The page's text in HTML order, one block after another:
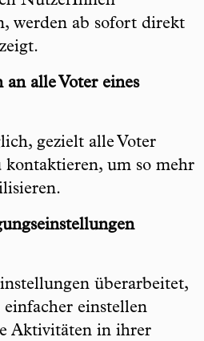
werden ab sofort direkt
alle Voter eines
gezielt alle Voter
kontaktieren, um so mehr
überarbeitet,
einfacher einstellen
Aktivitäten in ihrer